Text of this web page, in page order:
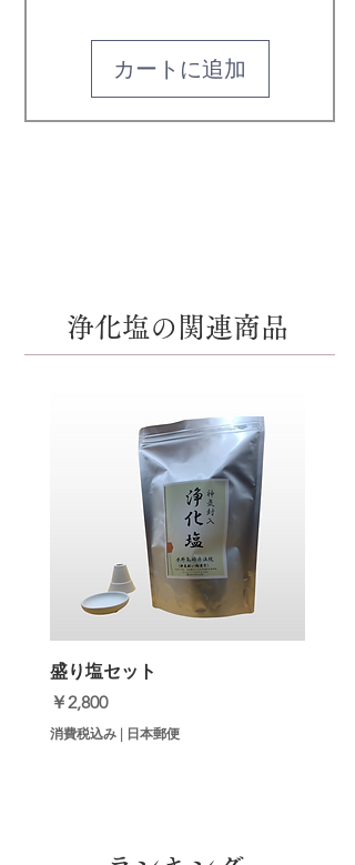
カートに追加
浄化塩の関連商品
盛り塩セット
価格
￥2,800
消費税込み | 日本郵便